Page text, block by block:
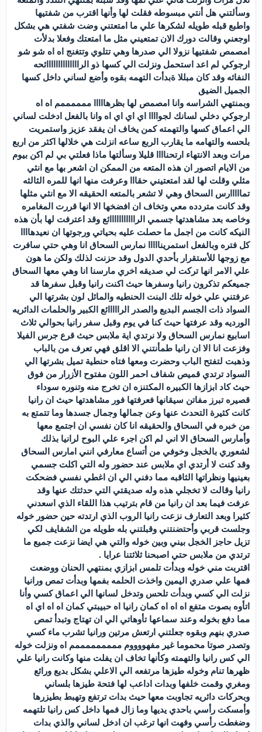
وسألتني هل أنتي مبسوطه فقلت لها وأنها اقترب من شفتيها
واطبع قبله طويله لشكرها علي ما امتعتني وضت شفتي هي بشكل
اوجعني وقالت دورك الان تمتعيني مثل ما امتعتك وفعلا بدلأت
امصمص شفتيها نزولا الي صدرها وهي تتلوي وتتغنج اه اه شو شو
ارجوكي لم اعد استحمل ونزلت الي كسها ذو الراااااااااااااائحه
النفاثه وقد كان مبللا ةبدأت التهمه بقوه وأضع لساني داخل كسها
الجميل الضيق
وبمنتهي الشراسه وانا امصمص لها بظرهااااا ممممممم اه اه
ارجوكي دخلي لسانك لجواااا اي اي اي اه وانا بالفعل ادخلت لساني
الي اعماق كسها والتهمته كمن يخاف ان يفقد عزيز واستمريت
بلحسه والتهامه ما يقارب الربع ساعه انزلت هي خلالها اكثر من اربع
مرات وبعد الانتهاء ارتحناااا قليلا وسألتها ماذا فعلتي بي لم اكن بيوم
من الايام اتصور ان هذه المتعه من الممكن ان اشعر بها مع انثي
مثلي وقلت لها لقد امتعتيني حقااا وعرفت منها انها للمره الثالثه
تمااااارس السحاق وهي لا تشعر بالمتعه الحقيقه الا مع انثي مثلها
وقد كانت متردده معي وتخاف ان افضخها الا انها قررت المغامره
وخاصه بعد مشاهدتها جسمي الرااااااااااائع وقد اعترفت لها بأن هذه
النيكه كانت من اجمل ما حصلت عليه بحياتي ورجوتها ان نعيدهاااا
كل فتره وبالفعل استمرينااااا نمارس السحاق انا وهي حتي سافرت
مع زوجها للأستقرار بأحدي الدول وقد حزنت لذلك ولكن ما هون
علي الامر انها تركت لي صديقه اخري مارسنا انا وهي معها السحاق
جميعكم تذكرون رانيا وسفرها حيث اكنت رانيا وقبل سفرها قد
عرفتني علي خوله تلك البنت الحنطيه والمائل لون بشرتها الي
السواد ذات الجسم البديع والصدر الرااااائع الكبير والحلمات الدائريه
الورديه وقد عرفتها حيث كنا في يوم وقبل سفر رانيا بحوالي ثلاث
اسابيع نمارس السحاق ولا نرتدي اية ملابس حيث قرع جرس الفيلا
وفزعت انا الا ان رانيا طمأنتني الا اقلق فهي تعرف من بالباب
وذهبت لتفتح الباب وحضرت ومعها فتاه حنطية تميل بشرتها الي
السواد ترتدي قميص شفاف احمر اللون مفتوح الأزرار من فوق
حيث كاد ابزازها الكبيره المكتنزه ان تخرج منه وتنوره سوداء
قصيره تبرز مفاتن سيقانها فعرفتها فور مشاهدتها حيث ان رانيا
كانت كثيرة التحدث عنها وعن جمالها وجمال جسدها وما تتمتع به
من خبره في السحاق والحقيقه انا كان نفسي ان اجتمع معها
وأمارس السحاق الا اني لم اكن اجرء علي البوح لرانيا بذلك
لشعوري بالخجل وخوفي من أتساع معارفي انني امارس السحاق
وقد كنت لا أرتدي اي ملابس عند حضور وله التي اكلت جسمي
بعينيها ونظراتها الثاقبه مما دفني الي ان اغطي نفسي فضحكت
رانيا وقالت لا تخجلي هذه وله صديقتي التي حدثتك عنها وقد
عرفت فيما بعد ان رانيا من قام بترتيب هذا اللقاء الذي اسعدني
كثيرا وبعد التعارف نزعت رانيا الروب الذي ارتدته حين حضور خوله
وجلست قربي وأحتضنتني وقبلتني بله طويله من الشفايف لكي
تزيل حاجز الخجل بيني وبين خوله والتي هي ايضا نزعت جميع ما
ترتدي من ملابس حتي اصبحنا ثلاثتنا عرايا .
اقتربت مني خوله وبدأت تلمس ابزازي بمنتهي الحنان ووضعت
فمها علي صدري اليمين واخذت الحلمه بفمها وبدأت تمص ورانيا
نزلت الي كسي وبدأت تلحس وتدخل لسانها الي اعماق كسي وأنا
اتأوه بصوت متفع اه اه اه كمان رانيا اه حبيبتي كمان اه اه اي اه
مما دفع بخوله وعند سماعها تأوهاتي الي ان تهتاج وتبدأ تمص
صدري بنهم وبقوه جعلتني ارتعش مرتين ورانيا تشرب ماء كسي
وتصدر صوتا محموما غير مفهووووم مممممممممم اه ونزلت خوله
الي كس رانيا والتهمته وكأنها تخاف ان يفلت منها وكانت رانيا علي
ظهرها تنام وخوله طيزها مرتفعه الي الاعلي بشكل بديع ورائع
ومغري وقمت خلفها وبدات اداعب لها فتحة طيزها بلساني
وبحركات دائريه تجاوبت معها حيث بدات ترتفع وتهبط بطيزرها
وأمسكت رأسي باحدي يديها وما زال فمها داخل كس رانيا تلتهمه
وضغطت رأسي وفهت انها ترغب ان ادخل لساني والذي بدات